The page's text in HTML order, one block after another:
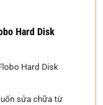
Hard Disk
Hard Disk
sửa chữa từ